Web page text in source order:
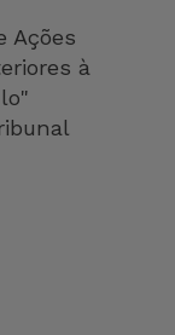
Ações
à